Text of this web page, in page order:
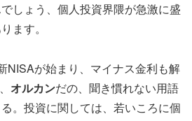
しょう、個人投資界隈が急激に盛
ます。
NISAが始まり、マイナス金利も解
オルカンだの、聞き慣れない用語
。投資に関しては、若いころに個